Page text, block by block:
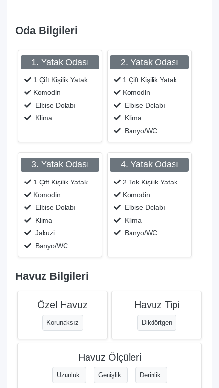
Oda Bilgileri
1. Yatak Odası
1 Çift Kişilik Yatak
Komodin
Elbise Dolabı
Klima
2. Yatak Odası
1 Çift Kişilik Yatak
Komodin
Elbise Dolabı
Klima
Banyo/WC
3. Yatak Odası
1 Çift Kişilik Yatak
Komodin
Elbise Dolabı
Klima
Jakuzi
Banyo/WC
4. Yatak Odası
2 Tek Kişilik Yatak
Komodin
Elbise Dolabı
Klima
Banyo/WC
Havuz Bilgileri
Özel Havuz
Korunaksız
Havuz Tipi
Dikdörtgen
Havuz Ölçüleri
Uzunluk: Genişlik: Derinlik: